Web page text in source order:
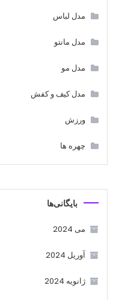
مدل لباس
مدل مانتو
مدل مو
مدل کیف و کفش
ورزش
چهره ها
بایگانی‌ها
می 2024
آوریل 2024
ژانویه 2024